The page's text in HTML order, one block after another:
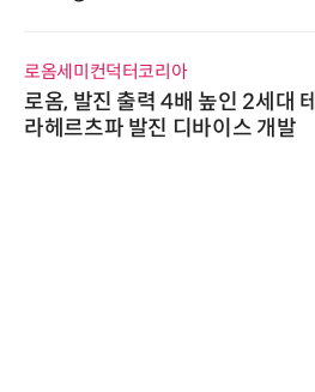
로옴세미컨덕터코리아
로옴, 발진 출력 4배 높인 2세대 테
라헤르츠파 발진 디바이스 개발